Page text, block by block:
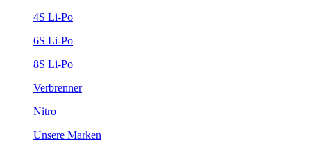
4S Li-Po
6S Li-Po
8S Li-Po
Verbrenner
Nitro
Unsere Marken